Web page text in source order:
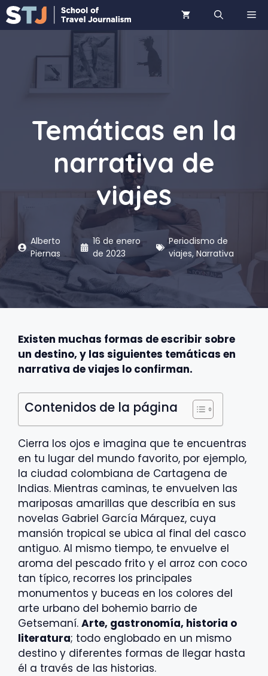
Saltar
al
Temáticas en la
narrativa de
viajes
Alberto
Piernas
16 de enero
de 2023
Periodismo de
viajes,Narrativa
Existen muchas formas de escribir sobre
un destino, y las siguientes temáticas en
narrativa de viajes lo confirman.
Contenidos de la página
Cierra los ojos e imagina que te encuentras
en tu lugar del mundo favorito, por ejemplo,
la ciudad colombiana de Cartagena de
Indias. Mientras caminas, te envuelven las
mariposas amarillas que describía en sus
novelas Gabriel García Márquez, cuya
mansión tropical se ubica al final del casco
antiguo. Al mismo tiempo, te envuelve el
aroma del pescado frito y el arroz con coco
tan típico, recorres los principales
monumentos y buceas en los colores del
arte urbano del bohemio barrio de
Getsemaní. Arte, gastronomía, historia o
literatura; todo englobado en un mismo
destino y diferentes formas de llegar hasta
él a través de las historias.